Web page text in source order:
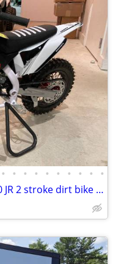
• • • • • • • • • •
2021 Thumpstar MX 50ccJR MX 50 JR 2 stroke dirt bike will trade